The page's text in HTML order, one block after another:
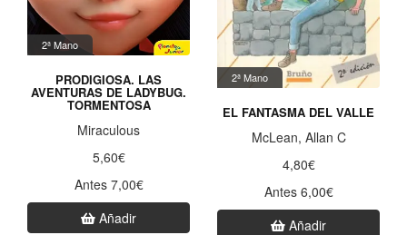
2ª Mano
PRODIGIOSA. LAS
AVENTURAS DE LADYBUG.
TORMENTOSA
Miraculous
5,60€
Antes 7,00€
Añadir
2ª Mano
EL FANTASMA DEL VALLE
McLean, Allan C
4,80€
Antes 6,00€
Añadir